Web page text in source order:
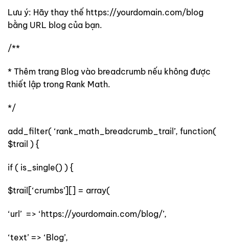
Lưu ý: Hãy thay thế https://yourdomain.com/blog
bằng URL blog của bạn.
/**
* Thêm trang Blog vào breadcrumb nếu không được
thiết lập trong Rank Math.
*/
add_filter( ‘rank_math_breadcrumb_trail’, function(
$trail ) {
if ( is_single() ) {
$trail[‘crumbs’][] = array(
‘url’ => ‘https://yourdomain.com/blog/’,
‘text’ => ‘Blog’,